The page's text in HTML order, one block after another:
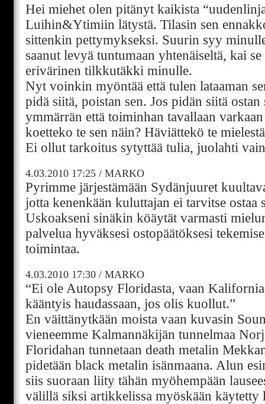
Hei miehet olen pitänyt kaikista
Luihin&Ytimiin lätystä. Tilasin sen
sittenkin pettymykseksi. Suurin syy
saanut levyä tuntumaan yhtenäiseltä, kai
erivärinen tilkkutäkki minulle.
Nyt voinkin myöntää että tulen lataaman
pidä siitä, poistan sen. Jos pidän siitä
ymmärrän että toiminhan tavallaan
koetteko te sen näin? Häviättekö te
Ei ollut tarkoitus sytyttää tulia, juolahti
4.03.2010 17:25 / MARKO
Pyrimme järjestämään Sydänjuuret
jotta kenenkään kuluttajan ei tarvitse ostaa
Uskoakseni sinäkin köäytät varmasti
palvelua hyväksesi ostopäätöksesi
toimintaa.
4.03.2010 17:30 / MARKO
“Ei ole Autopsy Floridasta, vaan
kääntyis haudassaan, jos olis kuollut.”
En väittänytkään moista vaan kuvasin
vieneemme Kalmannäkijän tunnelmaa
Floridahan tunnetaan death metalin
pidetään black metalin isänmaana. Alun
siis suoraan liity tähän myöhempään
välillä siksi artikkelissa myöskään käytetty